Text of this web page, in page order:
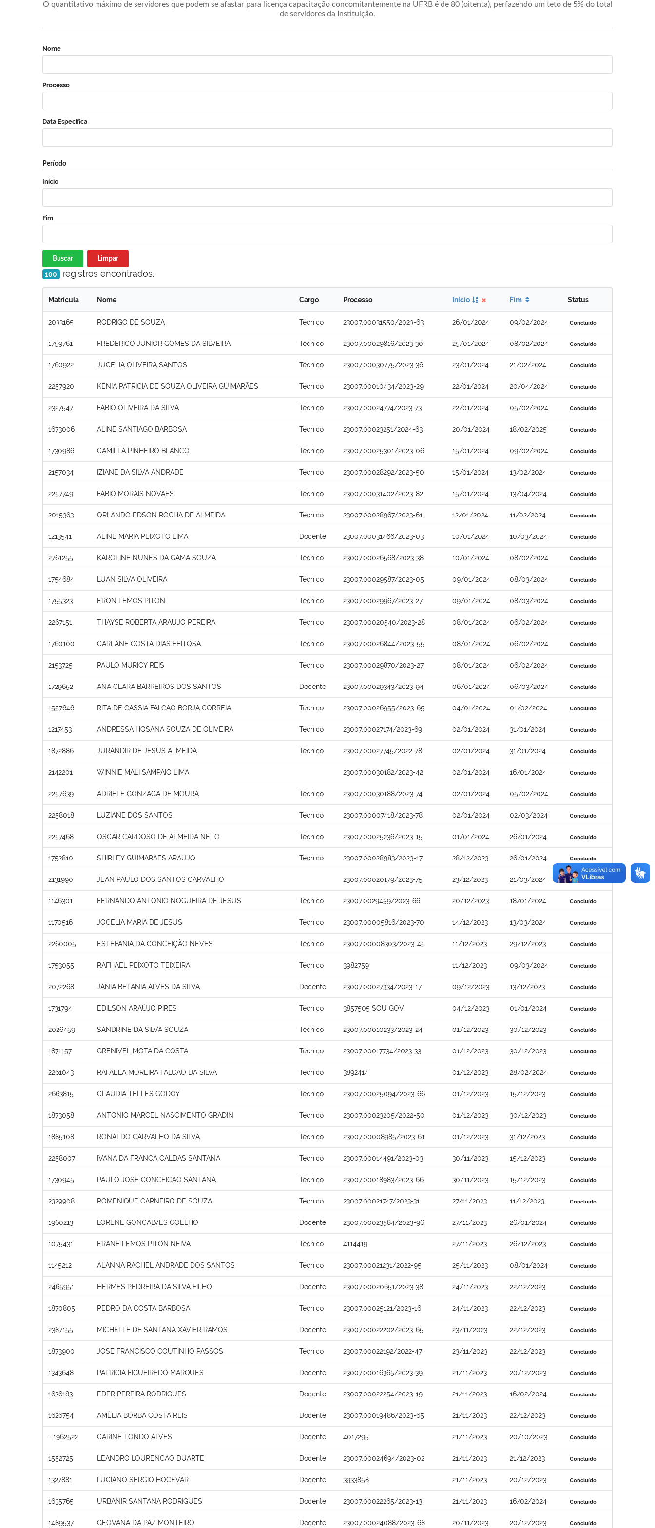
O quantitativo máximo de servidores que podem se afastar para licença capacitação concomitantemente na UFRB é de 80 (oitenta), perfazendo um teto de 5% do total
de servidores da Instituição.
Nome
Processo
Data Específica
Período
Início
Fim
Buscar Limpar
100 registros encontrados.
Matrícula Nome Cargo Processo Início Fim Status
2033165 RODRIGO DE SOUZA Técnico 23007.00031550/2023-63 26/01/2024 09/02/2024 Concluído
1759761 FREDERICO JUNIOR GOMES DA SILVEIRA Técnico 23007.00029816/2023-30 25/01/2024 08/02/2024 Concluído
1760922 JUCELIA OLIVEIRA SANTOS Técnico 23007.00030775/2023-36 23/01/2024 21/02/2024 Concluído
2257920 KÊNIA PATRICIA DE SOUZA OLIVEIRA GUIMARÃES Técnico 23007.00010434/2023-29 22/01/2024 20/04/2024 Concluído
2327547 FABIO OLIVEIRA DA SILVA Técnico 23007.00024774/2023-73 22/01/2024 05/02/2024 Concluído
1673006 ALINE SANTIAGO BARBOSA Técnico 23007.00023251/2024-63 20/01/2024 18/02/2025 Concluído
1730986 CAMILLA PINHEIRO BLANCO Técnico 23007.00025301/2023-06 15/01/2024 09/02/2024 Concluído
2157034 IZIANE DA SILVA ANDRADE Técnico 23007.00028292/2023-50 15/01/2024 13/02/2024 Concluído
2257749 FABIO MORAIS NOVAES Técnico 23007.00031402/2023-82 15/01/2024 13/04/2024 Concluído
2015363 ORLANDO EDSON ROCHA DE ALMEIDA Técnico 23007.00028967/2023-61 12/01/2024 11/02/2024 Concluído
1213541 ALINE MARIA PEIXOTO LIMA Docente 23007.00031466/2023-03 10/01/2024 10/03/2024 Concluído
2761255 KAROLINE NUNES DA GAMA SOUZA Técnico 23007.00026568/2023-38 10/01/2024 08/02/2024 Concluído
1754684 LUAN SILVA OLIVEIRA Técnico 23007.00029587/2023-05 09/01/2024 08/03/2024 Concluído
1755323 ERON LEMOS PITON Técnico 23007.00029967/2023-27 09/01/2024 08/03/2024 Concluído
2267151 THAYSE ROBERTA ARAUJO PEREIRA Técnico 23007.00020540/2023-28 08/01/2024 06/02/2024 Concluído
1760100 CARLANE COSTA DIAS FEITOSA Técnico 23007.00026844/2023-55 08/01/2024 06/02/2024 Concluído
2153725 PAULO MURICY REIS Técnico 23007.00029870/2023-27 08/01/2024 06/02/2024 Concluído
1729652 ANA CLARA BARREIROS DOS SANTOS Docente 23007.00029343/2023-94 06/01/2024 06/03/2024 Concluído
1557646 RITA DE CASSIA FALCAO BORJA CORREIA Técnico 23007.00026955/2023-65 04/01/2024 01/02/2024 Concluído
1217453 ANDRESSA HOSANA SOUZA DE OLIVEIRA Técnico 23007.00027174/2023-69 02/01/2024 31/01/2024 Concluído
1872886 JURANDIR DE JESUS ALMEIDA Técnico 23007.00027745/2022-78 02/01/2024 31/01/2024 Concluído
2142201 WINNIE MALI SAMPAIO LIMA 23007.00030182/2023-42 02/01/2024 16/01/2024 Concluído
2257639 ADRIELE GONZAGA DE MOURA Técnico 23007.00030188/2023-74 02/01/2024 05/02/2024 Concluído
2258018 LUZIANE DOS SANTOS Técnico 23007.00007418/2023-78 02/01/2024 02/03/2024 Concluído
2257468 OSCAR CARDOSO DE ALMEIDA NETO Técnico 23007.00025236/2023-15 01/01/2024 26/01/2024 Concluído
1752810 SHIRLEY GUIMARAES ARAUJO Técnico 23007.00028983/2023-17 28/12/2023 26/01/2024 Concluído
2131990 JEAN PAULO DOS SANTOS CARVALHO 23007.00020179/2023-75 23/12/2023 21/03/2024 Concluído
1146301 FERNANDO ANTONIO NOGUEIRA DE JESUS Técnico 23007.0029459/2023-66 20/12/2023 18/01/2024 Concluído
1170516 JOCELIA MARIA DE JESUS Técnico 23007.00005816/2023-70 14/12/2023 13/03/2024 Concluído
2260005 ESTEFANIA DA CONCEIÇÃO NEVES Técnico 23007.00008303/2023-45 11/12/2023 29/12/2023 Concluído
1753055 RAFHAEL PEIXOTO TEIXEIRA Técnico 3982759 11/12/2023 09/03/2024 Concluído
2072268 JANIA BETANIA ALVES DA SILVA Docente 23007.00027334/2023-17 09/12/2023 13/12/2023 Concluído
1731794 EDILSON ARAÚJO PIRES Técnico 3857505 SOU GOV 04/12/2023 01/01/2024 Concluído
2026459 SANDRINE DA SILVA SOUZA Técnico 23007.00010233/2023-24 01/12/2023 30/12/2023 Concluído
1871157 GRENIVEL MOTA DA COSTA Técnico 23007.00017734/2023-33 01/12/2023 30/12/2023 Concluído
2261043 RAFAELA MOREIRA FALCAO DA SILVA Técnico 3892414 01/12/2023 28/02/2024 Concluído
2663815 CLAUDIA TELLES GODOY Técnico 23007.00025094/2023-66 01/12/2023 15/12/2023 Concluído
1873058 ANTONIO MARCEL NASCIMENTO GRADIN Técnico 23007.00023205/2022-50 01/12/2023 30/12/2023 Concluído
1885108 RONALDO CARVALHO DA SILVA Técnico 23007.00008985/2023-61 01/12/2023 31/12/2023 Concluído
2258007 IVANA DA FRANCA CALDAS SANTANA Técnico 23007.00014491/2023-03 30/11/2023 15/12/2023 Concluído
1730945 PAULO JOSE CONCEICAO SANTANA Técnico 23007.00018983/2023-66 30/11/2023 15/12/2023 Concluído
2329908 ROMENIQUE CARNEIRO DE SOUZA Técnico 23007.00021747/2023-31 27/11/2023 11/12/2023 Concluído
1960213 LORENE GONCALVES COELHO Docente 23007.00023584/2023-96 27/11/2023 26/01/2024 Concluído
1075431 ERANE LEMOS PITON NEIVA Técnico 4114419 27/11/2023 26/12/2023 Concluído
1145212 ALANNA RACHEL ANDRADE DOS SANTOS Técnico 23007.00021231/2022-95 25/11/2023 08/01/2024 Concluído
2465951 HERMES PEDREIRA DA SILVA FILHO Docente 23007.00020651/2023-38 24/11/2023 22/12/2023 Concluído
1870805 PEDRO DA COSTA BARBOSA Técnico 23007.00025121/2023-16 24/11/2023 22/12/2023 Concluído
2387155 MICHELLE DE SANTANA XAVIER RAMOS Docente 23007.00022202/2023-65 23/11/2023 22/12/2023 Concluído
1873900 JOSE FRANCISCO COUTINHO PASSOS Técnico 23007.00022192/2022-47 23/11/2023 22/12/2023 Concluído
1343648 PATRICIA FIGUEIREDO MARQUES Docente 23007.00016365/2023-39 21/11/2023 20/12/2023 Concluído
1636183 EDER PEREIRA RODRIGUES Docente 23007.00022254/2023-19 21/11/2023 16/02/2024 Concluído
1626754 AMÉLIA BORBA COSTA REIS Docente 23007.00019486/2023-65 21/11/2023 22/12/2023 Concluído
- 1962522 CARINE TONDO ALVES Docente 4017295 21/11/2023 20/10/2023 Concluído
1552725 LEANDRO LOURENCAO DUARTE Docente 23007.00024694/2023-02 21/11/2023 21/12/2023 Concluído
1327881 LUCIANO SERGIO HOCEVAR Docente 3933858 21/11/2023 20/12/2023 Concluído
1635765 URBANIR SANTANA RODRIGUES Docente 23007.00022265/2023-13 21/11/2023 16/02/2024 Concluído
1489537 GEOVANA DA PAZ MONTEIRO Docente 23007.00024088/2023-68 20/11/2023 20/12/2023 Concluído